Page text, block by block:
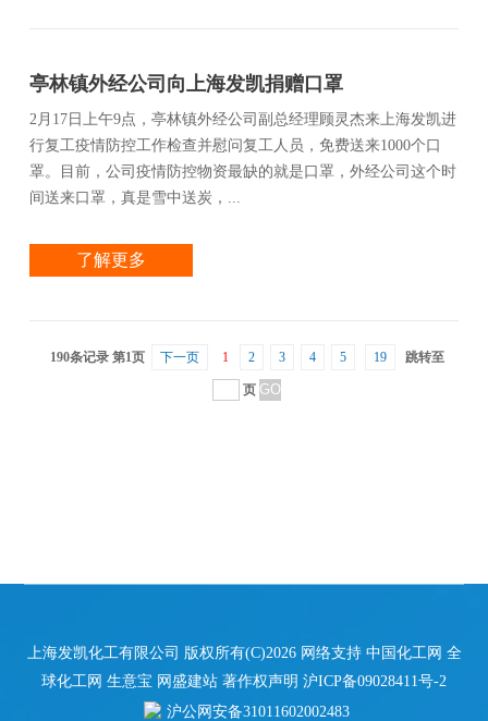
亭林镇外经公司向上海发凯捐赠口罩
2月17日上午9点，亭林镇外经公司副总经理顾灵杰来上海发凯进
行复工疫情防控工作检查并慰问复工人员，免费送来1000个口
罩。目前，公司疫情防控物资最缺的就是口罩，外经公司这个时
间送来口罩，真是雪中送炭，...
了解更多
190条记录 第1页 下一页 1 2 3 4 5 19 跳转至
页
上海发凯化工有限公司 版权所有(C)2026 网络支持 中国化工网 全
球化工网 生意宝 网盛建站 著作权声明 沪ICP备09028411号-2
沪公网安备31011602002483